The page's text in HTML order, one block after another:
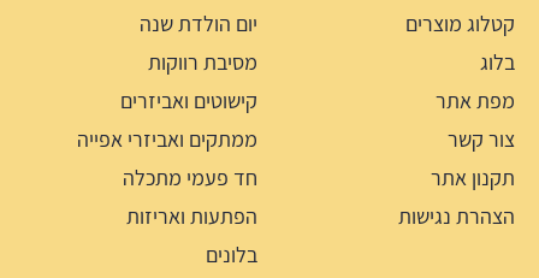
קטלוג מוצרים
בלוג
מפת אתר
צור קשר
תקנון אתר
הצהרת נגישות
יום הולדת שנה
מסיבת רווקות
קישוטים ואביזרים
ממתקים ואביזרי אפייה
חד פעמי מתכלה
הפתעות ואריזות
בלונים